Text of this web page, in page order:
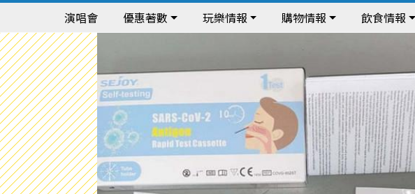
演唱會 優惠著數 玩樂情報 購物情報 飲食情報